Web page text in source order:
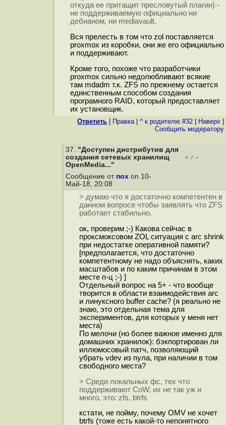
откуда ее притащит пресловутый плагин) -
не поддерживаемую официально ни
дебианом, ни mediavault.
Вся прелесть в том что zol поставляется
proxmox из коробки, они же его официально
и поддерживают.
Кроме того, похоже что разработчики
proxmox сильно недолюбливают всякие
там mdadm т.к. ZFS по прежнему остается
единственным способом создания
програмного RAID, который предоставляет
их установщик.
Ответить Правка| ^ к родителю #32 Наверх
Cообщить модератору
37. "Доступен дистрибутив для
создания сетевых хранилищ
OpenMedia..."
+ / –
Сообщение от пох on 10-
Май-18, 20:08
> думаю что я достаточно компетентен в
данном вопросе чтобы заявлять что ZFS
работает стабильно.
ок, проверим ;-) Какова сейчас в
проксмоксовом ZOL ситуация с arc shrink
при недостатке оперативной памяти?
[предполагается, что достаточно
компетентному не надо объяснять, каких
масштабов и по каким причинам в этом
месте п-ц ;-) ]
Отдельный вопрос на 5+ - что вообще
творится в области взаимодействия arc
и линуксного buffer cache? (я реально не
знаю, это отдельная тема для
экспериментов, для которых у меня нет
места)
По мелочи (но более важное именно для
домашних хранилок): бэкпортирован ли
иллюмосовый патч, позволяющий
убрать vdev из пула, при наличии в том
свободного места?
> Среди локальных фс, тех что
поддерживают CoW, их не так уж и
много, это: zfs, btrfs
кстати, не пойму, почему OMV не хочет
btrfs (тоже есть какой-то непонятного